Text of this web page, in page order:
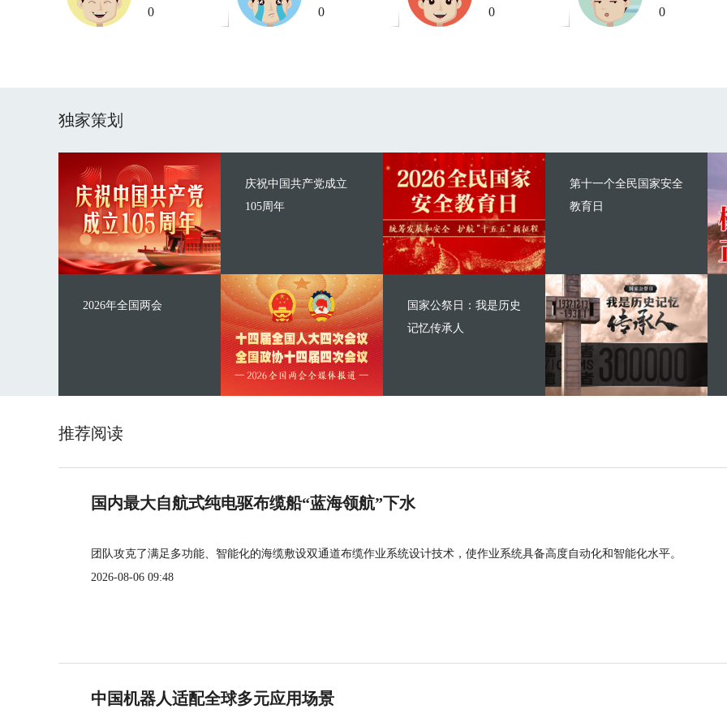
0 0 0 0
独家策划
庆祝中国共产党成立
105周年
2026年全国两会
第十一个全民国家安全
教育日
国家公祭日：我是历史
记忆传承人
推荐阅读
国内最大自航式纯电驱布缆船“蓝海领航”下水
团队攻克了满足多功能、智能化的海缆敷设双通道布缆作业系统设计技术，使作业系统具备高度自动化和智能化水平。
2026-08-06 09:48
中国机器人适配全球多元应用场景